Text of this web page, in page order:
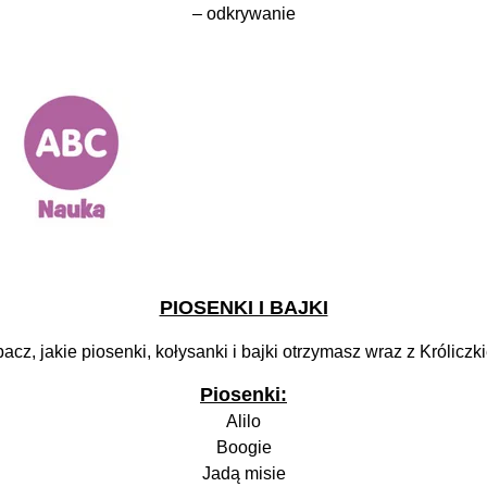
– odkrywanie
PIOSENKI I BAJKI
jakie piosenki, kołysanki i bajki otrzymasz wraz z
Piosenki:
Alilo
Boogie
Jadą misie